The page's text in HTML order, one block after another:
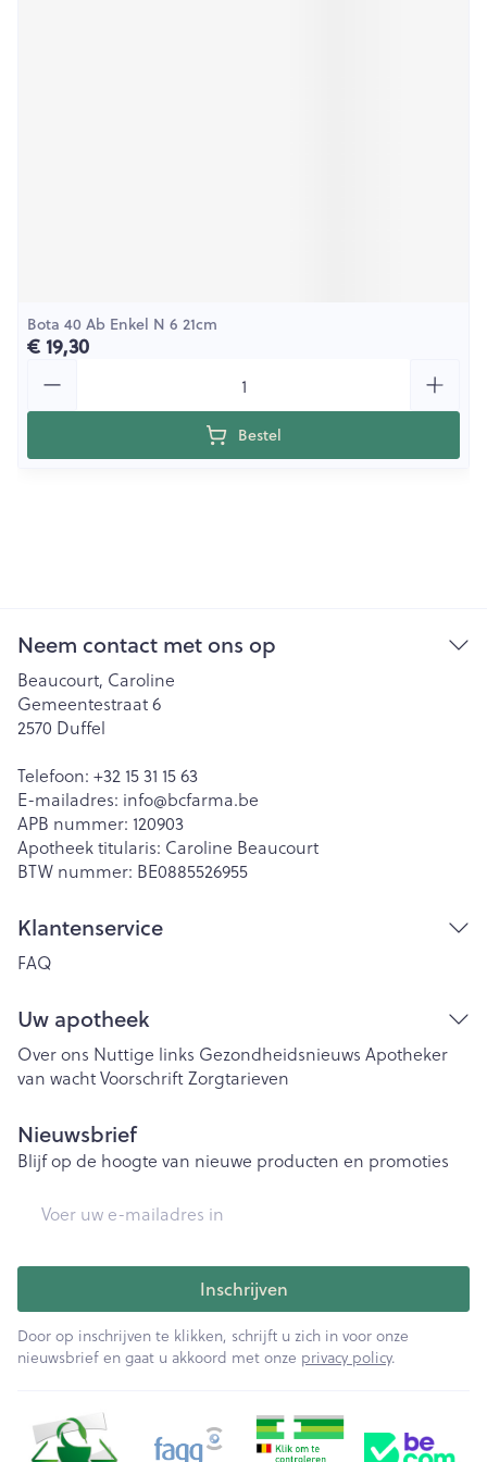
Bota 40 Ab Enkel N 6 21cm
€ 19,30
Bestel
Neem contact met ons op
Beaucourt, Caroline
Gemeentestraat 6
2570 Duffel
Telefoon: +32 15 31 15 63
E-mailadres: info@bcfarma.be
APB nummer: 120903
Apotheek titularis: Caroline Beaucourt
BTW nummer: BE0885526955
Klantenservice
FAQ
Uw apotheek
Over ons Nuttige links Gezondheidsnieuws Apotheker
van wachtVoorschriftZorgtarieven
Nieuwsbrief
Blijf op de hoogte van nieuwe producten en promoties
Inschrijven
Door op inschrijven te klikken, schrijft u zich in voor onze
nieuwsbrief en gaat u akkoord met onze privacy policy.